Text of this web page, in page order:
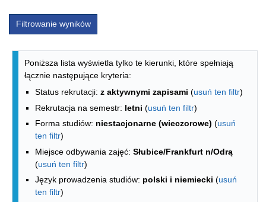
Filtrowanie wyników
Lista kierunków - indeks alfabetyczny
Poniższa lista wyświetla tylko te kierunki, które spełniają
łącznie następujące kryteria:
Status rekrutacji: z aktywnymi zapisami (usuń ten filtr)
Rekrutacja na semestr: letni (usuń ten filtr)
Forma studiów: niestacjonarne (wieczorowe) (usuń
ten filtr)
Miejsce odbywania zajęć: Słubice/Frankfurt n/Odrą
(usuń ten filtr)
Język prowadzenia studiów: polski i niemiecki (usuń
ten filtr)